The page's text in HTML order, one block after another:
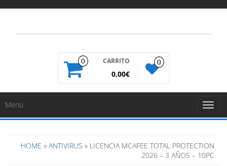
0 CARRITO
0,00€
0
Menu
HOME » ANTIVIRUS » LICENCIA MCAFEE TOTAL PROTECTION
2026 – 3 AÑOS – 10PC